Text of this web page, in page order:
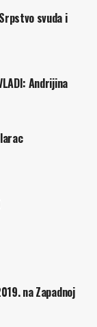
Srpstvo svuda i
Andrijina
na Zapadnoj